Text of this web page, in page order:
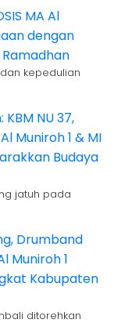
MA Al
dengan
kepedulian
NU 37,
Muniroh 1 & MI
Budaya
jatuh pada
Drumband
Muniroh 1
Kabupaten
ditorehkan